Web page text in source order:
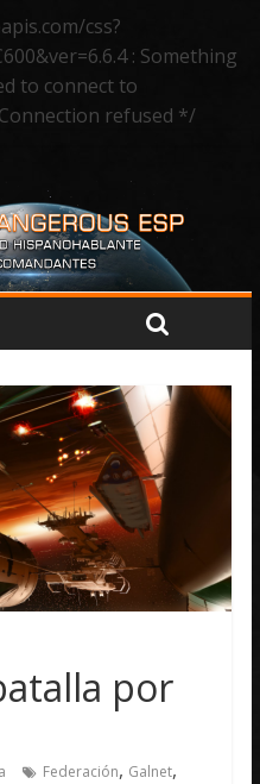
css?
: Something
to connect to
refused */
por
Federación, Galnet,